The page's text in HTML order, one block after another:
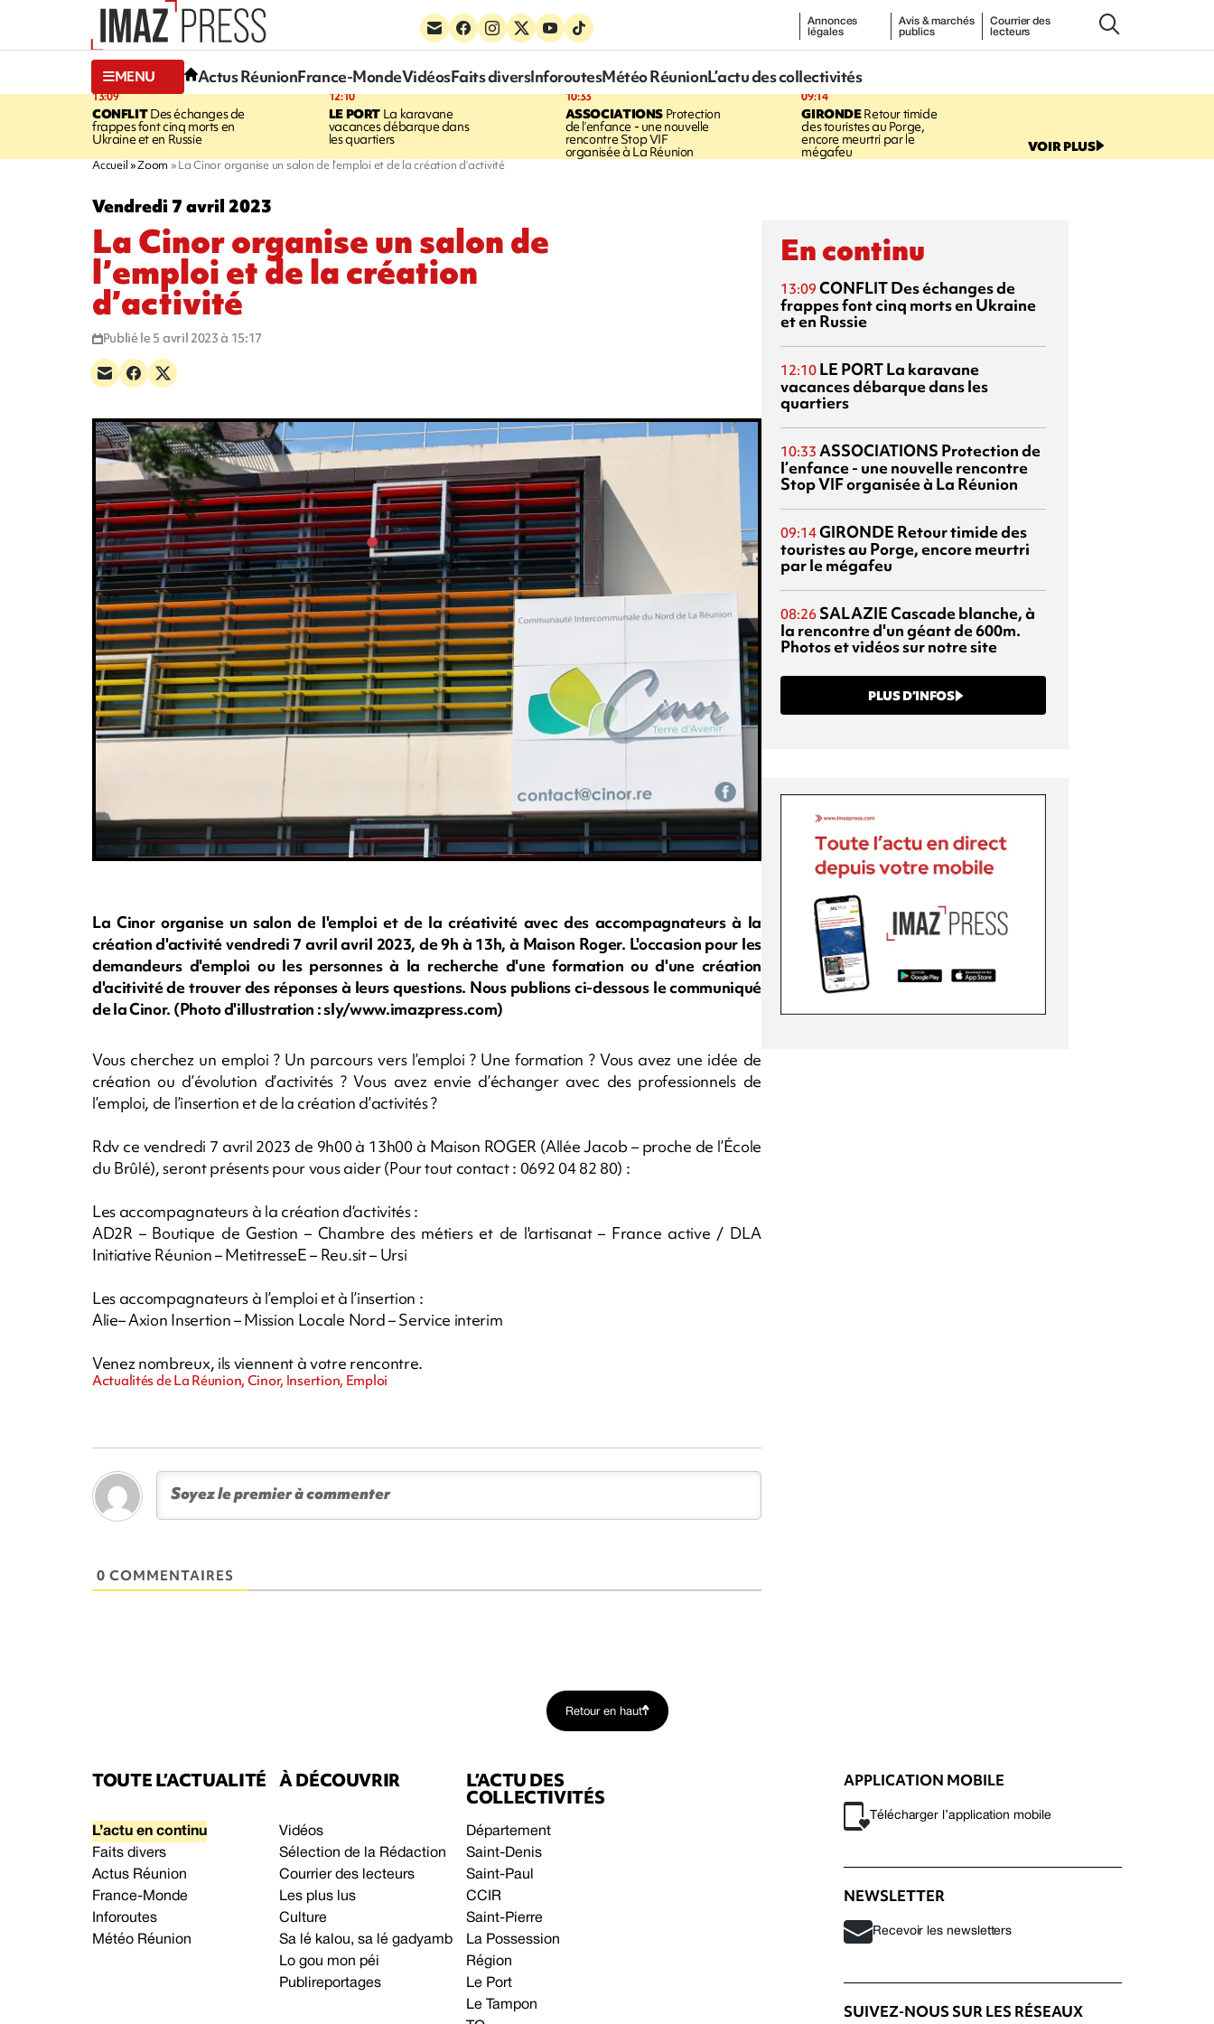
Annonces
légales
Avis & marchés
publics
Courrier des
lecteurs
MENU Actus RéunionFrance-MondeVidéosFaits diversInforoutesMétéo RéunionL’actu des collectivités
13:09
CONFLITDes échanges de
frappes font cinq morts en
Ukraine et en Russie
12:10
LE PORT La karavane
vacances débarque dans
les quartiers
10:33
ASSOCIATIONSProtection
de l’enfance - une nouvelle
rencontre Stop VIF
organisée à La Réunion
09:14
GIRONDERetour timide
des touristes au Porge,
encore meurtri par le
mégafeu VOIR PLUS
Accueil Zoom La Cinor organise un salon de l’emploi et de la création d’activité
Vendredi 7 avril 2023
La Cinor organise un salon de
l’emploi et de la création
d’activité
Publié le 5 avril 2023 à 15:17
La Cinor organise un salon de l'emploi et de la créativité avec des accompagnateurs à la
création d'activité vendredi 7 avril avril 2023, de 9h à 13h, à Maison Roger. L'occasion pour les
demandeurs d'emploi ou les personnes à la recherche d'une formation ou d'une création
d'acitivité de trouver des réponses à leurs questions. Nous publions ci-dessous le communiqué
de la Cinor. (Photo d'illustration : sly/www.imazpress.com)
Vous cherchez un emploi ? Un parcours vers l’emploi ? Une formation ? Vous avez une idée de
création ou d’évolution d’activités ? Vous avez envie d’échanger avec des professionnels de
l’emploi, de l’insertion et de la création d’activités ?
Rdv ce vendredi 7 avril 2023 de 9h00 à 13h00 à Maison ROGER (Allée Jacob – proche de l’École
du Brûlé), seront présents pour vous aider (Pour tout contact : 0692 04 82 80) :
Les accompagnateurs à la création d‘activités :
AD2R – Boutique de Gestion – Chambre des métiers et de l'artisanat – France active / DLA
Initiative Réunion – MetitresseE – Reu.sit – Ursi
Les accompagnateurs à l’emploi et à l’insertion :
Alie– Axion Insertion – Mission Locale Nord – Service interim
Venez nombreux, ils viennent à votre rencontre.
Actualités de La Réunion, Cinor, Insertion, Emploi
0 COMMENTAIRES
En continu
13:09 CONFLITDes échanges de
frappes font cinq morts en Ukraine
et en Russie
12:10 LE PORTLa karavane
vacances débarque dans les
quartiers
10:33 ASSOCIATIONS Protection de
l’enfance - une nouvelle rencontre
Stop VIF organisée à La Réunion
09:14GIRONDE Retour timide des
touristes au Porge, encore meurtri
par le mégafeu
08:26 SALAZIECascade blanche, à
la rencontre d'un géant de 600m.
Photos et vidéos sur notre site
PLUS D’INFOS
Retour en haut
TOUTE L’ACTUALITÉ
L’actu en continu
Faits divers
Actus Réunion
France-Monde
Inforoutes
Météo Réunion
À DÉCOUVRIR
Vidéos
Sélection de la Rédaction
Courrier des lecteurs
Les plus lus
Culture
Sa lé kalou, sa lé gadyamb
Lo gou mon péi
Publireportages
L’ACTU DES
COLLECTIVITÉS
Département
Saint-Denis
Saint-Paul
CCIR
Saint-Pierre
La Possession
Région
Le Port
Le Tampon
APPLICATION MOBILE
Télécharger l’application mobile
NEWSLETTER
Recevoir les newsletters
SUIVEZ-NOUS SUR LES RÉSEAUX